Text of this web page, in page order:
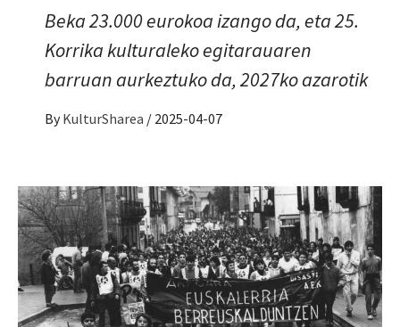
Beka 23.000 eurokoa izango da, eta 25.
Korrika kulturaleko egitarauaren
barruan aurkeztuko da, 2027ko azarotik
By KulturSharea / 2025-04-07